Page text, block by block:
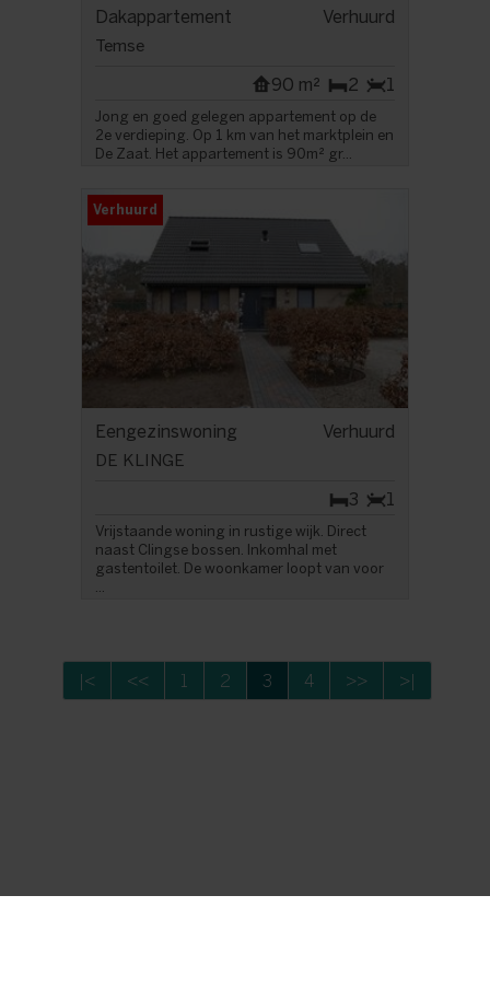
Dakappartement Verhuurd
Temse
1
2
90 m²
Jong en goed gelegen appartement op de
2e verdieping. Op 1 km van het marktplein en
De Zaat. Het appartement is 90m² gr...
Verhuurd
Eengezinswoning Verhuurd
DE KLINGE
1
3
Vrijstaande woning in rustige wijk. Direct
naast Clingse bossen. Inkomhal met
gastentoilet. De woonkamer loopt van voor
|< << 1 2 3 4 >> >|